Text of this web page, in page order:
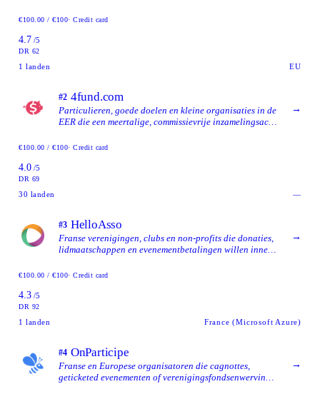
afscheidsmomenten en die willen dat een deel van elke
€100.00 / €100· Credit card
4.7 /5
DR 62
1 landen EU
#2 4fund.com
Particulieren, goede doelen en kleine organisaties in de
EER die een meertalige, commissievrije inzamelingsactie
crowdfundingoperator met een EU-
€100.00 / €100· Credit card
4.0 /5
DR 69
30 landen —
→
#3 HelloAsso
Franse verenigingen, clubs en non-profits die donaties,
lidmaatschappen en evenementbetalingen willen innen
van fondsen.
€100.00 / €100· Credit card
4.3 /5
DR 92
1 landen France (Microsoft Azure)
→
#4 OnParticipe
Franse en Europese organisatoren die cagnottes,
geticketed evenementen of verenigingsfondsenwerving
→